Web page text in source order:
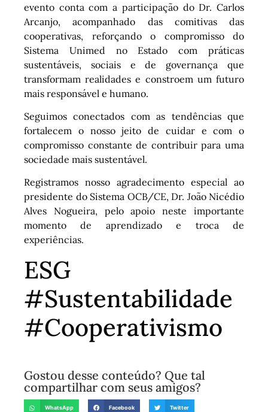
evento conta com a participação do Dr. Carlos
Arcanjo, acompanhado das comitivas das
cooperativas, reforçando o compromisso do
Sistema Unimed no Estado com práticas
sustentáveis, sociais e de governança que
transformam realidades e constroem um futuro
mais responsável e humano.
Seguimos conectados com as tendências que
fortalecem o nosso jeito de cuidar e com o
compromisso constante de contribuir para uma
sociedade mais sustentável.
Registramos nosso agradecimento especial ao
presidente do Sistema OCB/CE, Dr. João Nicédio
Alves Nogueira, pelo apoio neste importante
momento de aprendizado e troca de
experiências.
ESG
#Sustentabilidade
#Cooperativismo
Gostou desse conteúdo? Que tal
compartilhar com seus amigos?
WhatsApp Facebook Twitter